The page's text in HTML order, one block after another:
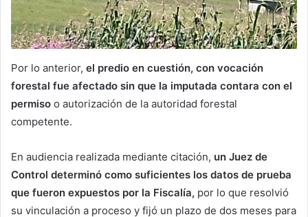
Por lo anterior, el predio en cuestión, con vocación
forestal fue afectado sin que la imputada contara con el
permiso o autorización de la autoridad forestal
competente.
En audiencia realizada mediante citación, un Juez de
Control determinó como suficientes los datos de prueba
que fueron expuestos por la Fiscalía, por lo que resolvió
su vinculación a proceso y fijó un plazo de dos meses para